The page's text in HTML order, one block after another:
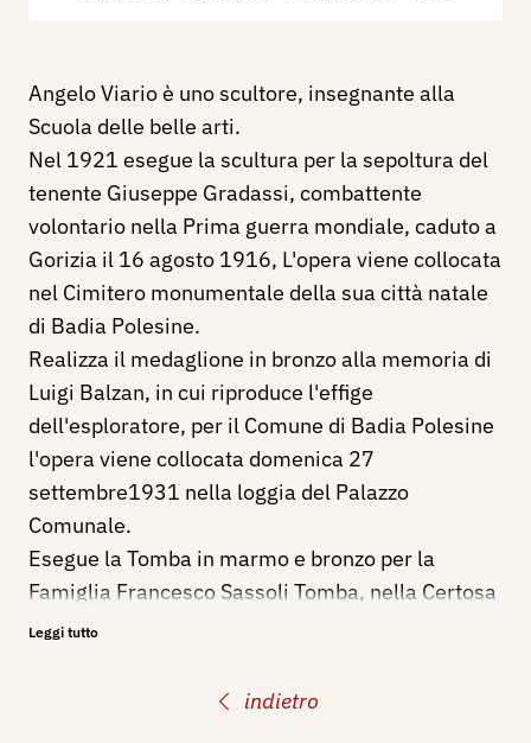
indietro
Angelo Viario è uno scultore, insegnante alla
Scuola delle belle arti.
Nel 1921 esegue la scultura per la sepoltura del
tenente Giuseppe Gradassi, combattente
volontario nella Prima guerra mondiale, caduto a
Gorizia il 16 agosto 1916, L'opera viene collocata
nel Cimitero monumentale della sua città natale
di Badia Polesine.
Realizza il medaglione in bronzo alla memoria di
Luigi Balzan, in cui riproduce l'effige
dell'esploratore, per il Comune di Badia Polesine
l'opera viene collocata domenica 27
settembre1931 nella loggia del Palazzo
Comunale.
Esegue la Tomba in marmo e bronzo per la
Famiglia Francesco Sassoli Tomba, nella Certosa
di Bologna.
Giro, per il Cimitero di Badia Polesine.
Leggi tutto